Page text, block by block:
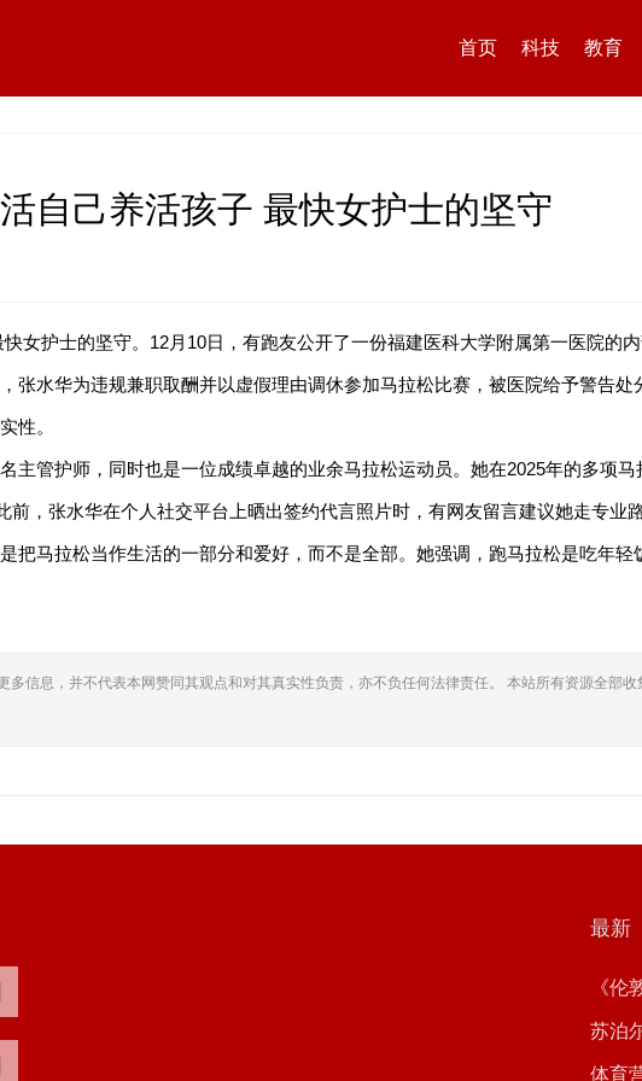
首页 科技 教育
自己养活孩子 最快女护士的坚守
女护士的坚守。12月10日，有跑友公开了一份福建医科大学附属第一医院的
张水华为违规兼职取酬并以虚假理由调休参加马拉松比赛，被医院给予警告
性。
主管护师，同时也是一位成绩卓越的业余马拉松运动员。她在2025年的多项
前，张水华在个人社交平台上晒出签约代言照片时，有网友留言建议她走专业
把马拉松当作生活的一部分和爱好，而不是全部。她强调，跑马拉松是吃年
信息，并不代表本网赞同其观点和对其真实性负责，亦不负任何法律责任。 本站所有资源全部收
最新
《伦
群”
苏泊
控，
体育